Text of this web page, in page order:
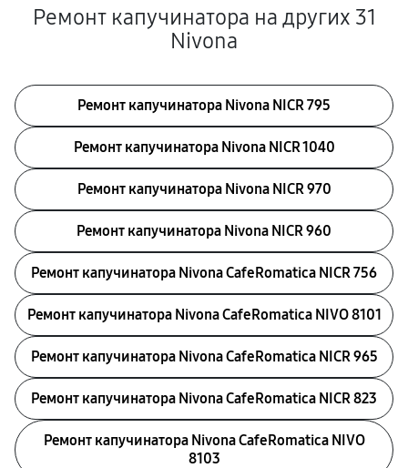
Ремонт капучинатора на других 31
Nivona
Ремонт капучинатора Nivona NICR 795
Ремонт капучинатора Nivona NICR 1040
Ремонт капучинатора Nivona NICR 970
Ремонт капучинатора Nivona NICR 960
Ремонт капучинатора Nivona CafeRomatica NICR 756
Ремонт капучинатора Nivona CafeRomatica NIVO 8101
Ремонт капучинатора Nivona CafeRomatica NICR 965
Ремонт капучинатора Nivona CafeRomatica NICR 823
Ремонт капучинатора Nivona CafeRomatica NIVO
8103